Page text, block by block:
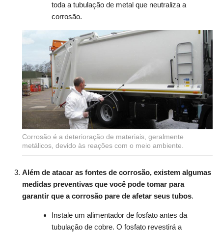
toda a tubulação de metal que neutraliza a
corrosão.
Corrosão é a deterioração de materiais, geralmente
metálicos, devido às reações com o meio ambiente.
Além de atacar as fontes de corrosão, existem algumas
medidas preventivas que você pode tomar para
garantir que a corrosão pare de afetar seus tubos.
Instale um alimentador de fosfato antes da
tubulação de cobre. O fosfato revestirá a